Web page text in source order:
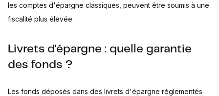
les comptes d'épargne classiques, peuvent être soumis à une
fiscalité plus élevée.
Livrets d'épargne : quelle garantie
des fonds ?
Les fonds déposés dans des livrets d'épargne réglementés